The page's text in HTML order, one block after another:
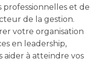
et de
de la gestion.
votre organisation
en leadership,
aider à atteindre vos